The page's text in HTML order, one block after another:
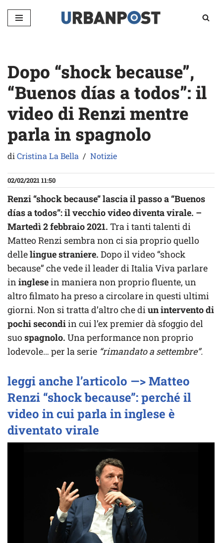
Vai
Dopo “shock because”,
“Buenos días a todos”: il
video di Renzi mentre
parla in spagnolo
diCristina La Bella Notizie
02/02/2021 11:50
Renzi “shock because” lascia il passo a “Buenos
días a todos”: il vecchio video diventa virale. –
Martedì 2 febbraio 2021. Tra i tanti talenti di
Matteo Renzi sembra non ci sia proprio quello
dellelingue straniere. Dopo il video “shock
because” che vede il leader di Italia Viva parlare
ininglesein maniera non proprio fluente, un
altro filmato ha preso a circolare in questi ultimi
giorni. Non si tratta d’altro che diun intervento di
pochi secondiin cui l’ex premier dà sfoggio del
suospagnolo. Una performance non proprio
lodevole… per la serie “rimandato a settembre”.
leggi anche l’articolo —> Matteo
Renzi “shock because”: perché il
video in cui parla in inglese è
diventato virale